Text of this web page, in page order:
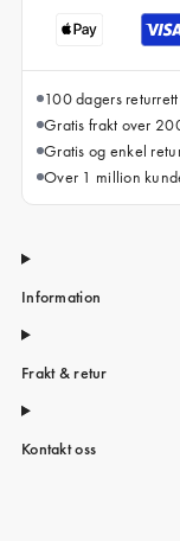
100 dagers returrett
Gratis frakt over
Gratis og enkel
Over 1 million
Information
Frakt & retur
Kontakt oss